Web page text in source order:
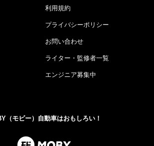
利用規約
プライバシーポリシー
お問い合わせ
ライター・監修者一覧
エンジニア募集中
（モビー）自動車はおもしろい！